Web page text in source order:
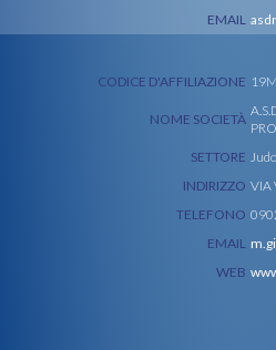
EMAIL
CODICE D'AFFILIAZIONE
NOME SOCIETÀ
SETTORE Judo
INDIRIZZO VIA
TELEFONO
EMAIL
WEB